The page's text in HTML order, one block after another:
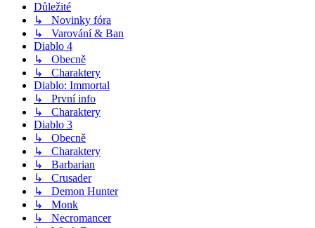
Důležité
↳ Novinky fóra
↳ Varování & Ban
Diablo 4
↳ Obecně
↳ Charaktery
Diablo: Immortal
↳ První info
↳ Charaktery
Diablo 3
↳ Obecně
↳ Charaktery
↳ Barbarian
↳ Crusader
↳ Demon Hunter
↳ Monk
↳ Necromancer